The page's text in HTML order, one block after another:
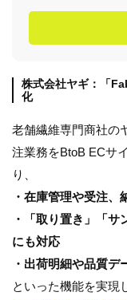
株式会社ヤギ：「
化
老舗繊維専門商社の
注業務をBtoB ECサ
り、
・在庫管理や受注
・「取り置き」「
にも対応
・出荷明細や品質
といった機能を実現